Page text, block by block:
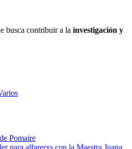
busca contribuir a la investigación y
Pomaire
para alfarerxs con la Maestra Juana